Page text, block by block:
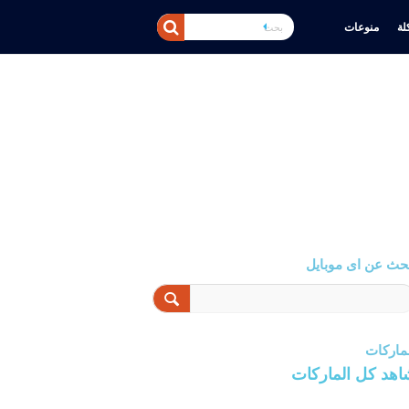
منوعات
عن اى موبايل
كل الماركات